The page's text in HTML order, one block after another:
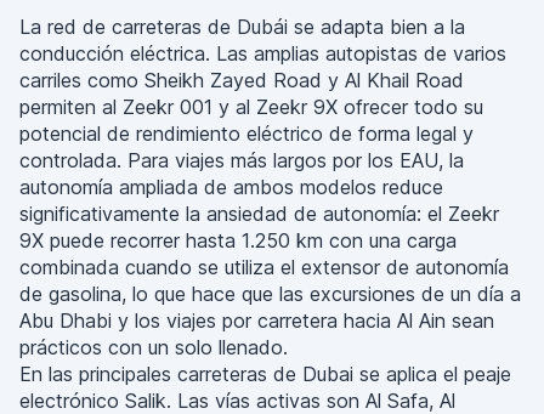
La red de carreteras de Dubái se adapta bien a la
conducción eléctrica. Las amplias autopistas de varios
carriles como Sheikh Zayed Road y Al Khail Road
permiten al Zeekr 001 y al Zeekr 9X ofrecer todo su
potencial de rendimiento eléctrico de forma legal y
controlada. Para viajes más largos por los EAU, la
autonomía ampliada de ambos modelos reduce
significativamente la ansiedad de autonomía: el Zeekr
9X puede recorrer hasta 1.250 km con una carga
combinada cuando se utiliza el extensor de autonomía
de gasolina, lo que hace que las excursiones de un día a
Abu Dhabi y los viajes por carretera hacia Al Ain sean
prácticos con un solo llenado.
En las principales carreteras de Dubai se aplica el peaje
electrónico Salik. Las vías activas son Al Safa, Al